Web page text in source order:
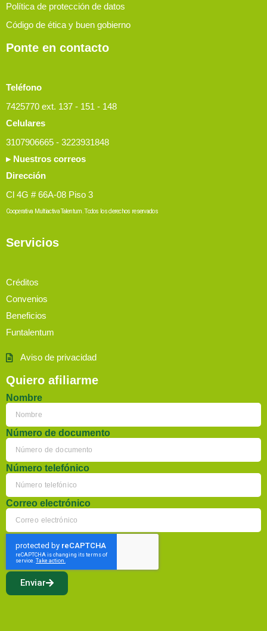
Política de protección de datos
Código de ética y buen gobierno
Ponte en contacto
Teléfono
7425770 ext. 137 - 151 - 148
Celulares
3107906665 - 3223931848
▸ Nuestros correos
Dirección
Cl 4G # 66A-08 Piso 3
Cooperativa Multiactiva Talentum. Todos los derechos reservados
Servicios
Créditos
Convenios
Beneficios
Funtalentum
Aviso de privacidad
Quiero afiliarme
Nombre
Número de documento
Número telefónico
Correo electrónico
Enviar